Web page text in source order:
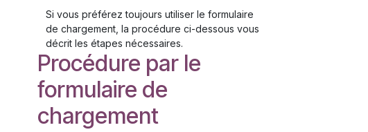
Si vous préférez toujours utiliser le formulaire
de chargement, la procédure ci-dessous vous
décrit les étapes nécessaires.
Procédure par le
formulaire de
chargement